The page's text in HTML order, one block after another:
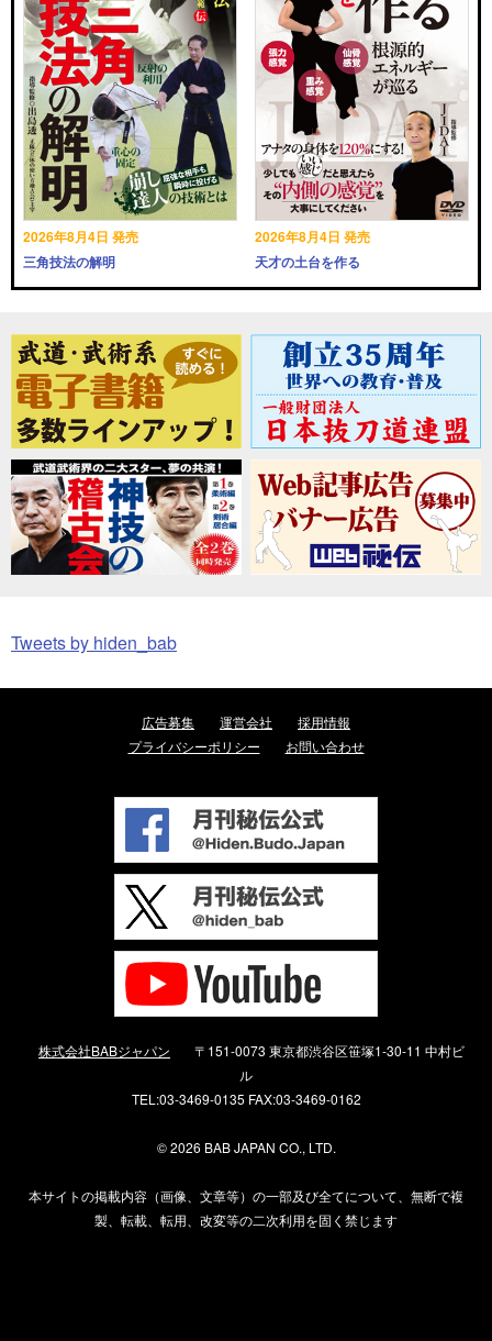
2026年8月4日 発売
三角技法の解明
2026年8月4日 発売
天才の土台を作る
Tweets by hiden_bab
広告募集 運営会社
採用情報
プライバシーポリシー
お問い合わせ
株式会社BABジャパン
〒151-0073 東京都渋谷区笹塚1-30-11 中村ビ
ル
TEL:03-3469-0135 FAX:03-3469-0162
©2026 BAB JAPAN CO., LTD.
本サイトの掲載内容（画像、文章等）の一部及び全てについて、無断で複
製、転載、転用、改変等の二次利用を固く禁じます